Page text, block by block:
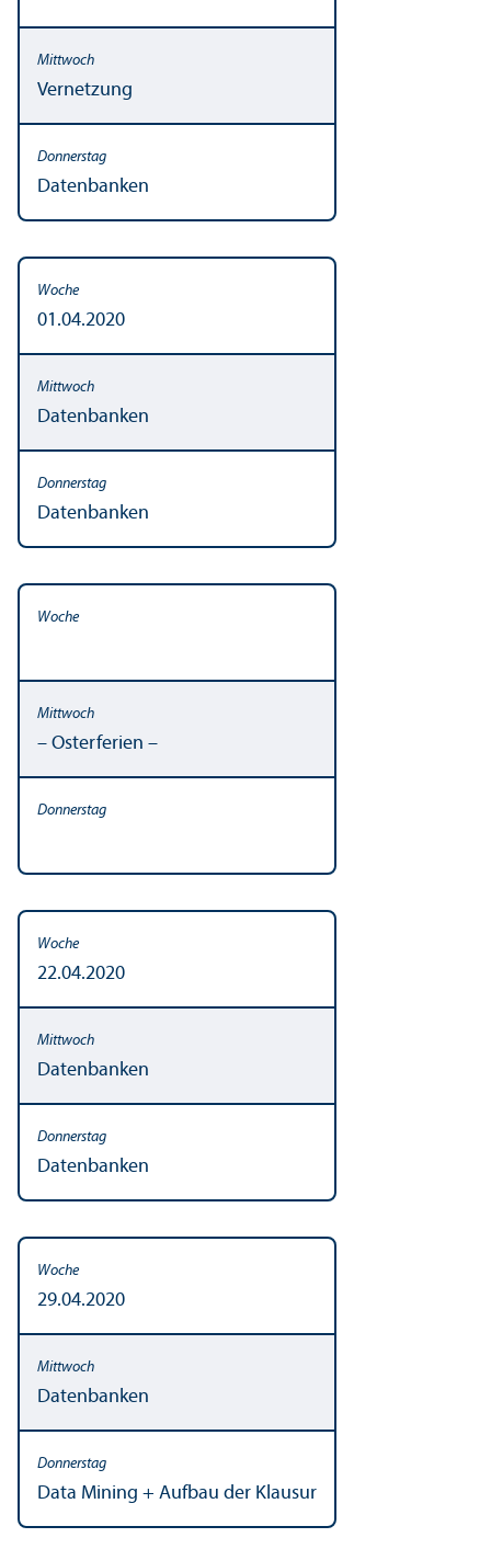
Vernetzung
Datenbanken
01.04.2020
Datenbanken
Datenbanken
– Osterferien –
22.04.2020
Datenbanken
Datenbanken
29.04.2020
Datenbanken
Data Mining + Aufbau der Klausur